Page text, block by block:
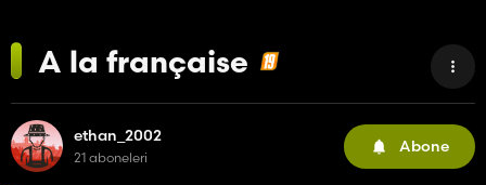
A la française
ethan_2002
21 aboneleri
Abone